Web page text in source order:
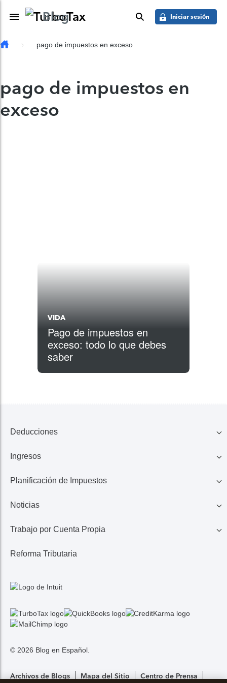
Skip to main content
Toggle Navigation
Blog buscar Iniciar sesión
pago de impuestos en exceso
pago de impuestos en
exceso
VIDA
Pago de impuestos en
exceso: todo lo que debes
saber
Deducciones
Familia
Educación
Ingresos
401K, IRA, Acciones
Ingresos de Negocio
Planificación de Impuestos
Ahorros
Calculadora de Impuestos
Noticias
Lo Último en Impuestos
Noticias TurboTax
Trabajo por Cuenta Propia
1099 MISC/K
Gastos
Reforma Tributaria
© 2026 Blog en Español.
Archivos de Blogs Mapa del Sitio Centro de Prensa